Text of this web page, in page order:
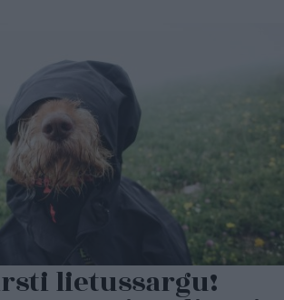
lietussargu!